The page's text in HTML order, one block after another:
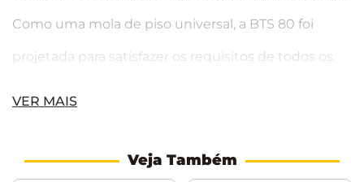
Como uma mola de piso universal, a BTS 80 foi
projetada para satisfazer os requisitos de todos os
satisfazer praticamente qualquer requisito de
VER MAIS
Veja Também